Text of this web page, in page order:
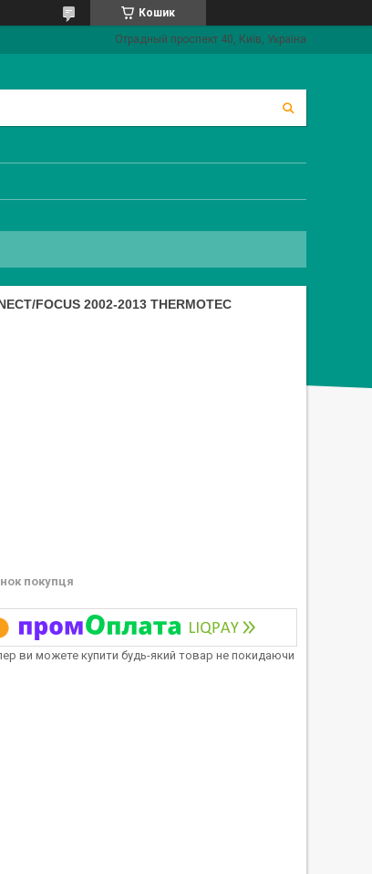
Кошик
Отрадный проспект 40, Київ, Україна
FOCUS 2002-2013 THERMOTEC
покупця
ви можете купити будь-який товар не покидаючи